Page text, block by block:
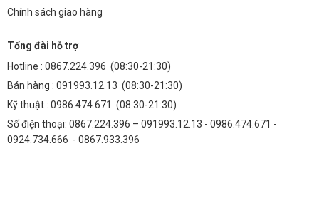
Chính sách giao hàng
Tổng đài hỗ trợ
Hotline : 0867.224.396 (08:30-21:30)
Bán hàng : 091993.12.13 (08:30-21:30)
Kỹ thuật : 0986.474.671 (08:30-21:30)
Số điện thoại: 0867.224.396 – 091993.12.13 - 0986.474.671 -
0924.734.666 - 0867.933.396